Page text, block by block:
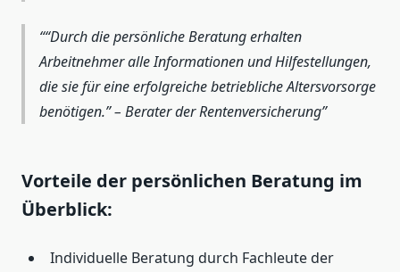
“Durch die persönliche Beratung erhalten
Arbeitnehmer alle Informationen und Hilfestellungen,
die sie für eine erfolgreiche betriebliche Altersvorsorge
benötigen.” – Berater der Rentenversicherung
Vorteile der persönlichen Beratung im
Überblick:
Individuelle Beratung durch Fachleute der